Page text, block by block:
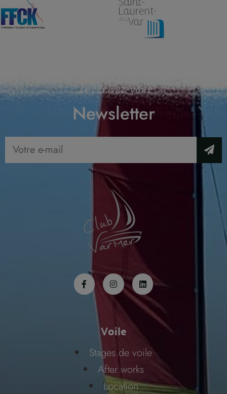
Inscrivez-vous
Newsletter
Voile
Stages de voile
After works
Location